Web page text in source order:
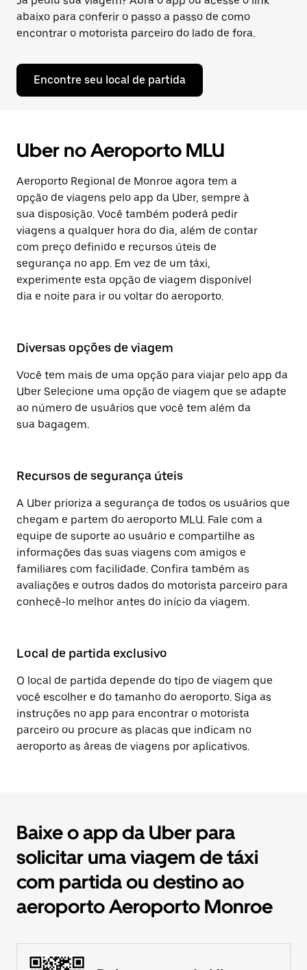
abaixo para conferir o passo a passo de como
encontrar o motorista parceiro do lado de fora.
Encontre seu local de partida
Uber no Aeroporto MLU
Aeroporto Regional de Monroe agora tem a
opção de viagens pelo app da Uber, sempre à
sua disposição. Você também poderá pedir
viagens a qualquer hora do dia, além de contar
com preço definido e recursos úteis de
segurança no app. Em vez de um táxi,
experimente esta opção de viagem disponível
dia e noite para ir ou voltar do aeroporto.
Diversas opções de viagem
Você tem mais de uma opção para viajar pelo app da
Uber Selecione uma opção de viagem que se adapte
ao número de usuários que você tem além da
sua bagagem.
Recursos de segurança úteis
A Uber prioriza a segurança de todos os usuários que
chegam e partem do aeroporto MLU. Fale com a
equipe de suporte ao usuário e compartilhe as
informações das suas viagens com amigos e
familiares com facilidade. Confira também as
avaliações e outros dados do motorista parceiro para
conhecê-lo melhor antes do início da viagem.
Local de partida exclusivo
O local de partida depende do tipo de viagem que
você escolher e do tamanho do aeroporto. Siga as
instruções no app para encontrar o motorista
parceiro ou procure as placas que indicam no
aeroporto as áreas de viagens por aplicativos.
Baixe o app da Uber para
solicitar uma viagem de táxi
com partida ou destino ao
aeroporto Aeroporto Monroe